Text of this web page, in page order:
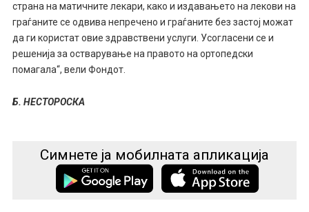
страна на матичните лекари, како и издавањето на лекови на
граѓаните се одвива непречено и граѓаните без застој можат
да ги користат овие здравствени услуги. Усогласени се и
решенија за остварување на правото на ортопедски
помагала“, вели Фондот.
Б. НЕСТОРОСКА
Симнете ја мобилната апликација